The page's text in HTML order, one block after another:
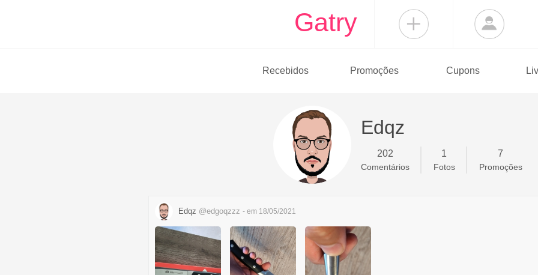
Gatry
Recebidos Promoções Cupons
Edqz
202
Comentários
1
Fotos
7
Promoções
Edqz @edgoqzzz - em 18/05/2021